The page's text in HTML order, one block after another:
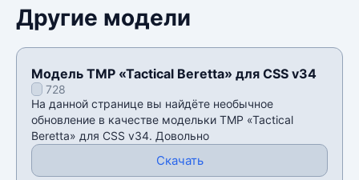
Другие модели
Модель TMP «Tactical Beretta» для CSS v34
728
На данной странице вы найдёте необычное
обновление в качестве модельки TMP «Tactical
Beretta» для CSS v34. Довольно
Скачать